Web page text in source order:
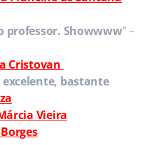
professor. Showwww” –
Cristovan
bastante
Vieira